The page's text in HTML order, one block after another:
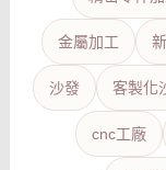
金屬加工
沙發 客製化
cnc工廠